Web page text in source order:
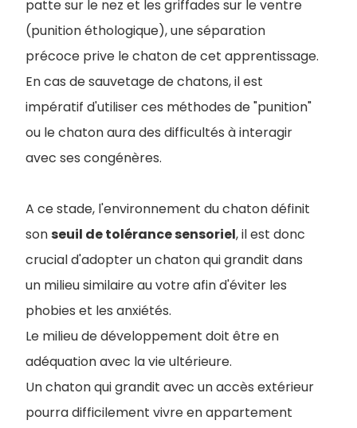
patte sur le nez et les griffades sur le ventre
(punition éthologique), une séparation
précoce prive le chaton de cet apprentissage.
En cas de sauvetage de chatons, il est
impératif d'utiliser ces méthodes de "punition"
ou le chaton aura des difficultés à interagir
avec ses congénères.
A ce stade, l'environnement du chaton définit
sonseuil de tolérance sensoriel, il est donc
crucial d'adopter un chaton qui grandit dans
un milieu similaire au votre afin d'éviter les
phobies et les anxiétés.
Le milieu de développement doit être en
adéquation avec la vie ultérieure.
Un chaton qui grandit avec un accès extérieur
pourra difficilement vivre en appartement